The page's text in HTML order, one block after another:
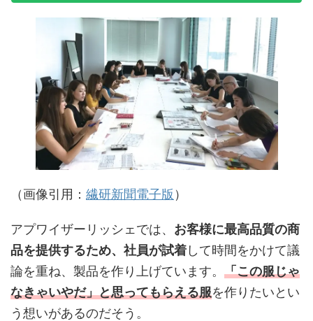
（画像引用： 繊研新聞電子版 ）
アプワイザーリッシェでは、 お客様に最高品質の商
品を提供するため、社員が試着して時間をかけて議
論を重ね、製品を作り上げています。 「この服じゃ
なきゃいやだ」と思ってもらえる服を作りたいとい
う想いがあるのだそう。